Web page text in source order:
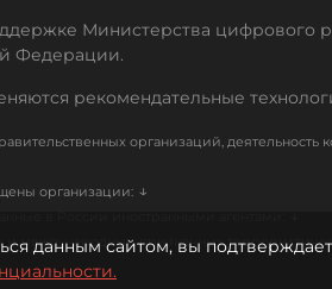
Министерства цифрового
Федерации.
рекомендательные
организаций, деятельность
организации: ↓
и международных, признанных
данным сайтом, вы